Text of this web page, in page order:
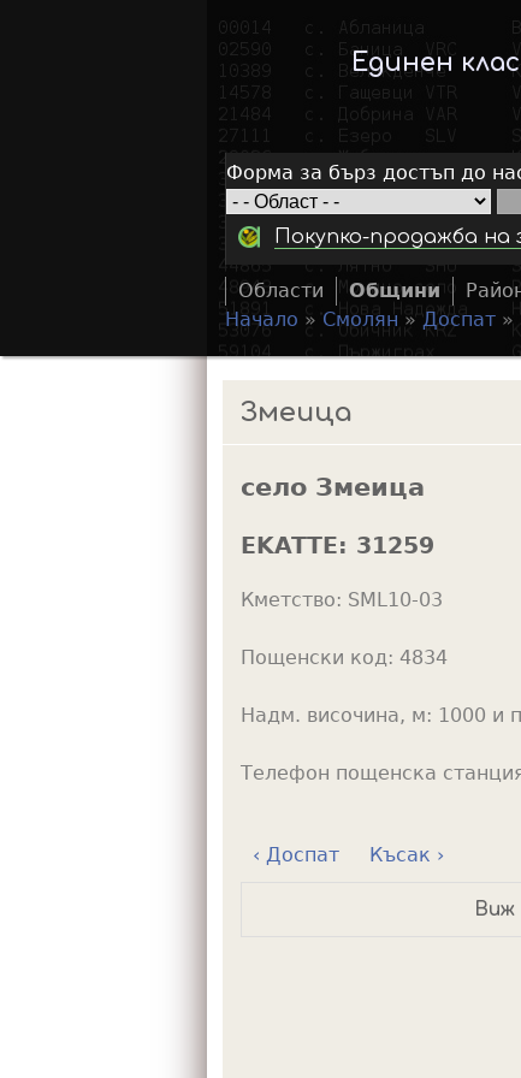
Единен
Форма за бърз достъп до
Покупко-продажба на
Области Общини
o
u
Начало »Смолян»Доспат »
Змеица
село Змеица
EKATTE: 31259
Кметство: SML10-03
Пощенски код: 4834
Надм. височина, м: 1000 и
Телефон пощенска
‹ Доспат Късак ›
Виж